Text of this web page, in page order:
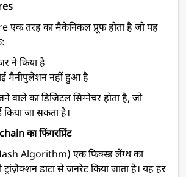
एक तरह का मैकेनिकल प्रूफ होता है जो यह
ने किया है
मैनीपुलेशन नहीं हुआ है
वाले का डिजिटल सिग्नेचर होता है, जो
किया जा सकता है।
का फिंगरप्रिंट
Algorithm) एक फिक्स्ड लेंग्थ का
डाटा से जनरेट किया जाता है। यह हर